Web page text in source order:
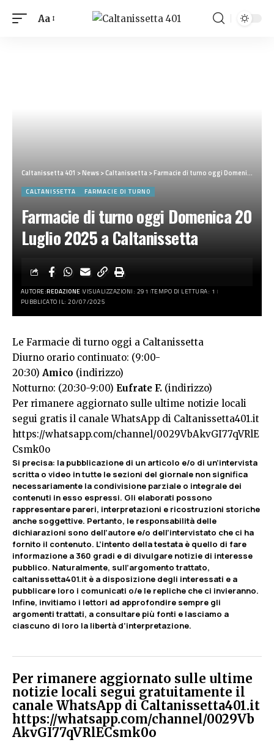
Aa
Caltanissetta 401 >News>Caltanissetta>Farmacie di turno oggi Domenica 20 Luglio 2025 a Caltanissetta
CALTANISSETTA FARMACIE DI TURNO
Farmacie di turno oggi Domenica 20
Luglio 2025 a Caltanissetta
AUTORE:REDAZIONE VISUALIZZAZIONI: 291 TEMPO DI LETTURA: 1
PUBBLICATO IL: 20/07/2025
Le Farmacie di turno oggi a Caltanissetta
Diurno orario continuato: (9:00-
20:30) Amico (indirizzo)
Notturno: (20:30-9:00) Eufrate F. (indirizzo)
Per rimanere aggiornato sulle ultime notizie locali
segui gratis il canale WhatsApp di Caltanissetta401.it
https://whatsapp.com/channel/0029VbAkvGI77qVRlE
Csmk0o
Si precisa: la pubblicazione di un articolo e/o di un’intervista
scritta o video in tutte le sezioni del giornale non significa
necessariamente la condivisione parziale o integrale dei
contenuti in esso espressi. Gli elaborati possono
rappresentare pareri, interpretazioni e ricostruzioni storiche
anche soggettive. Pertanto, le responsabilità delle
dichiarazioni sono dell’autore e/o dell’intervistato che ci ha
fornito il contenuto. L’intento della testata è quello di fare
informazione a 360 gradi e di divulgare notizie di interesse
pubblico. Naturalmente, sull’argomento trattato,
caltanissetta401.it è a disposizione degli interessati e a
pubblicare loro i comunicati o/e le repliche che ci invieranno.
Infine, invitiamo i lettori ad approfondire sempre gli
argomenti trattati, a consultare più fonti e lasciamo a
ciascuno di loro la libertà d’interpretazione.
Per rimanere aggiornato sulle ultime
notizie locali segui gratuitamente il
canale WhatsApp di Caltanissetta401.it
https://whatsapp.com/channel/0029Vb
AkvGI77qVRlECsmk0o